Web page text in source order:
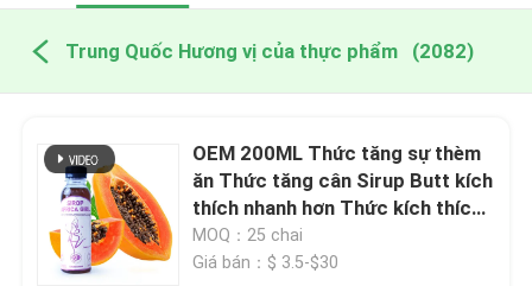
Trung Quốc Hương vị của thực phẩm (2082)
OEM 200ML Thức tăng sự thèm
ăn Thức tăng cân Sirup Butt kích
thích nhanh hơn Thức kích thích
multivitamin Thức uống bổ sung
Butt tăng cường Sirup Dream
MOQ：25 chai
Giá bán：$ 3.5-$30